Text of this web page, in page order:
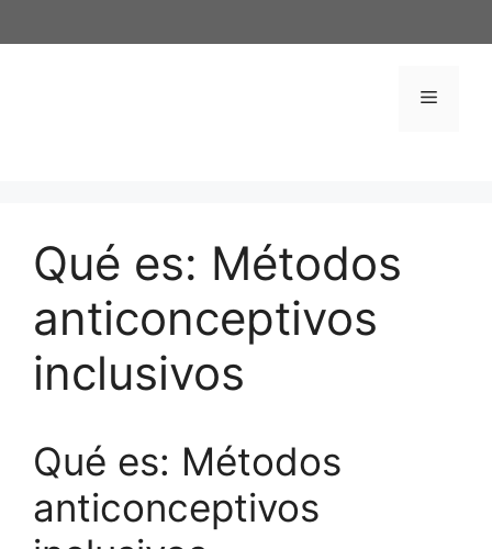
al
Menú
Qué es: Métodos
anticonceptivos
inclusivos
Qué es: Métodos
anticonceptivos